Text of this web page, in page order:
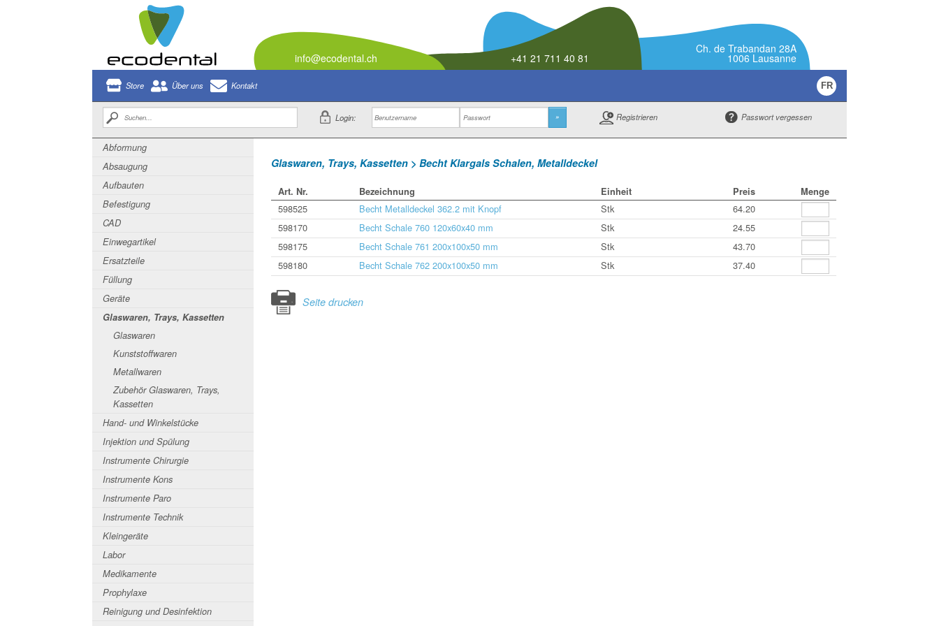
info@ecodental.ch +41 21 711 40 81
Ch. de Trabandan 28A
1006 Lausanne
Store Über uns Kontakt FR
Login: » Registrieren Passwort vergessen
Abformung
Absaugung
Aufbauten
Befestigung
CAD
Einwegartikel
Ersatzteile
Füllung
Geräte
Glaswaren, Trays, Kassetten
Glaswaren
Kunststoffwaren
Metallwaren
Zubehör Glaswaren, Trays,
Kassetten
Hand- und Winkelstücke
Injektion und Spülung
Instrumente Chirurgie
Instrumente Kons
Instrumente Paro
Instrumente Technik
Kleingeräte
Labor
Medikamente
Prophylaxe
Reinigung und Desinfektion
Glaswaren, Trays, Kassetten > Becht Klargals Schalen, Metalldeckel
Art. Nr. Bezeichnung Einheit Preis Menge
598525 Becht Metalldeckel 362.2 mit Knopf Stk
64.20
598170
Becht Schale 760 120x60x40 mm Stk
24.55
598175
Becht Schale 761 200x100x50 mm Stk
43.70
598180
Becht Schale 762 200x100x50 mm Stk 37.40
Seite drucken